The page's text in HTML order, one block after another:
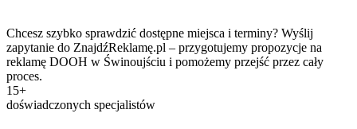
Chcesz szybko sprawdzić dostępne miejsca i terminy? Wyślij
zapytanie do ZnajdźReklamę.pl – przygotujemy propozycje na
reklamę DOOH w Świnoujściu i pomożemy przejść przez cały
proces.
15+
doświadczonych specjalistów